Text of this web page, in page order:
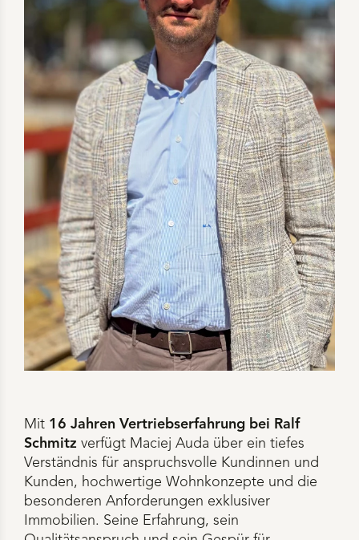
Mit 16 Jahren Vertriebserfahrung bei Ralf
Schmitz verfügt Maciej Auda über ein tiefes
Verständnis für anspruchsvolle Kundinnen und
Kunden, hochwertige Wohnkonzepte und die
besonderen Anforderungen exklusiver
Immobilien. Seine Erfahrung, sein